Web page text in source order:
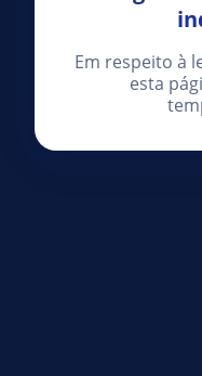
Em respeito à
esta